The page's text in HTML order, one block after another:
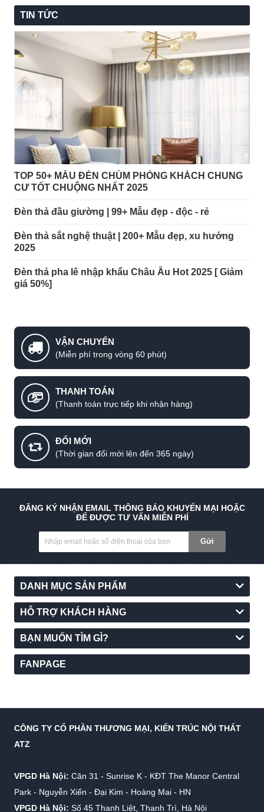
TIN TỨC
TOP 50+ MẪU ĐÈN CHÙM PHÒNG KHÁCH CHUNG
CƯ TỐT CHUỘNG NHẤT 2025
Đèn thả đầu giường | 99+ Mẫu đẹp - độc - rẻ
Đèn thả sắt nghệ thuật | 200+ Mẫu đẹp, xu hướng
2025
Đèn thả pha lê nhập khẩu Châu Âu Hot 2025 [ Giảm
giá 50%]
VẬN CHUYỂN
(Miễn phí trong vòng 60 phút)
THANH TOÁN
(Thanh toán trực tiếp khi nhận hàng)
ĐỔI MỚI
(Thời gian đổi mới lên đến 365 ngày)
ĐĂNG KÝ NHẬN EMAIL THÔNG BÁO KHUYẾN MẠI HOẶC
ĐỂ ĐƯỢC TƯ VẤN MIỄN PHÍ
Gửi
DANH MỤC SẢN PHẨM
HỖ TRỢ KHÁCH HÀNG
BẠN MUỐN TÌM GÌ?
FANPAGE
CÔNG TY CỔ PHẦN THƯƠNG MẠI, KIẾN TRÚC NỘI THẤT
ATZ
VPGD Hà Nội: Căn 31 - Sunrise K - KĐT The Manor Central
Park - Nguyễn Xiển - Đại Kim - Hoàng Mai - HN
VPGD Hà Nội: Số 45 Thanh Liệt, Thanh Trì, Hà Nội